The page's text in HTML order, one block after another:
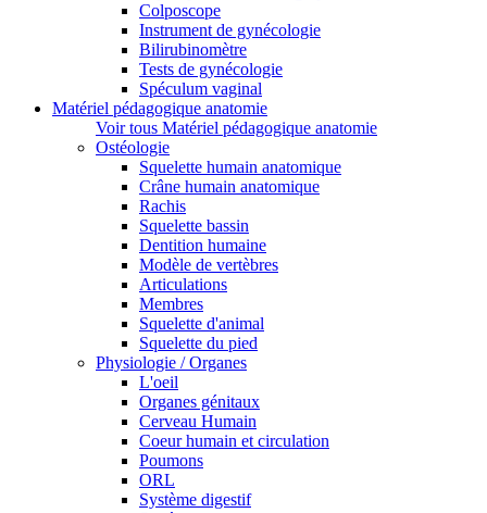
Colposcope
Instrument de gynécologie
Bilirubinomètre
Tests de gynécologie
Spéculum vaginal
Matériel pédagogique anatomie
Voir tous Matériel pédagogique anatomie
Ostéologie
Squelette humain anatomique
Crâne humain anatomique
Rachis
Squelette bassin
Dentition humaine
Modèle de vertèbres
Articulations
Membres
Squelette d'animal
Squelette du pied
Physiologie / Organes
L'oeil
Organes génitaux
Cerveau Humain
Coeur humain et circulation
Poumons
ORL
Système digestif